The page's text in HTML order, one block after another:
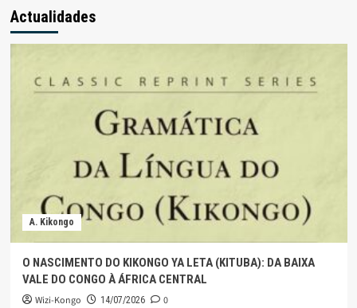
Actualidades
A. Kikongo
O NASCIMENTO DO KIKONGO YA LETA (KITUBA): DA BAIXA
VALE DO CONGO À ÁFRICA CENTRAL
Wizi-Kongo 14/07/2026 0